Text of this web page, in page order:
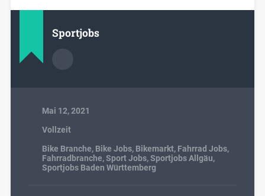
Sportjobs
Mai 12, 2021
Vollzeit
Bike Branche, Bike Jobs, Bikemarkt, Fahrrad Jobs,
Fahrradbranche,Sport Jobs,Sportjobs Allgäu,
Sportjobs Baden Württemberg